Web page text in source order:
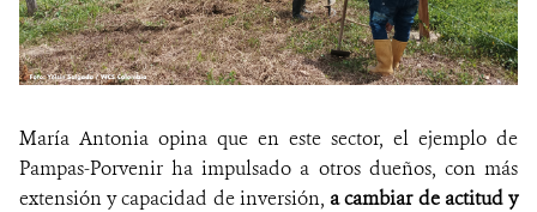
María Antonia opina que en este sector, el ejemplo de
Pampas-Porvenir ha impulsado a otros dueños, con más
extensión y capacidad de inversión, a cambiar de actitud y